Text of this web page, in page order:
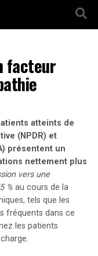
facteur
atteints de
(NPDR) et
présentent un
nettement plus
vers une
%au cours de la
tels que les
fréquents dans ce
les patients